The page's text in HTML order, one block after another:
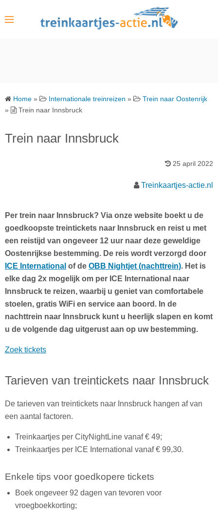
Home » Internationale treinreizen »
Trein naar Oostenrijk
»
Trein naar Innsbruck
Trein naar Innsbruck
25 april 2022
Treinkaartjes-actie.nl
Per trein naar Innsbruck? Via onze website boekt u de
goedkoopste treintickets naar Innsbruck en reist u met
een reistijd van ongeveer 12 uur naar deze geweldige
Oostenrijkse bestemming. De reis wordt verzorgd door
ICE International of de OBB Nightjet (nachttrein). Het is
elke dag 2x mogelijk om per ICE International naar
Innsbruck te reizen, waarbij u geniet van comfortabele
stoelen, gratis WiFi en service aan boord. In de
nachttrein naar Innsbruck kunt u heerlijk slapen en komt
u de volgende dag uitgerust aan op uw bestemming.
Zoek tickets
Tarieven van treintickets naar Innsbruck
De tarieven van treintickets naar Innsbruck hangen af van
een aantal factoren.
Treinkaartjes per CityNightLine vanaf € 49;
Treinkaartjes per ICE International vanaf € 99,30.
Enkele tips voor goedkopere tickets
Boek ongeveer 92 dagen van tevoren voor
vroegboekkorting;